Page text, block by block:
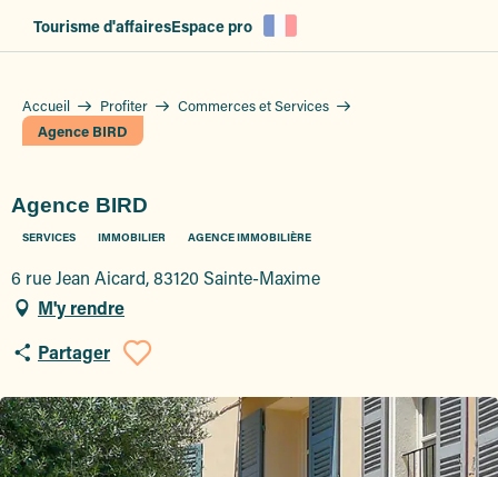
Tourisme d'affairesEspace pro
Accueil Profiter
Commerces et Services
Agence BIRD
Agence BIRD
SERVICES IMMOBILIER AGENCE IMMOBILIÈRE
6 rue Jean Aicard, 83120 Sainte-Maxime
M'y rendre
Partager
Ajouter aux favoris